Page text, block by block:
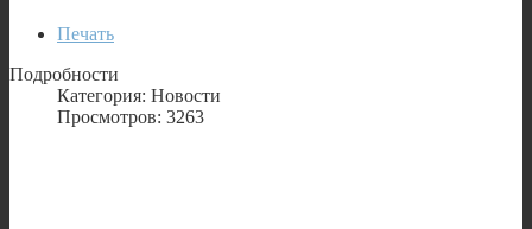
Печать
Подробности
Категория: Новости
Просмотров: 3263